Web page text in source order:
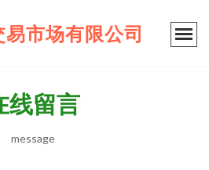
市场有限公司
线留言
message